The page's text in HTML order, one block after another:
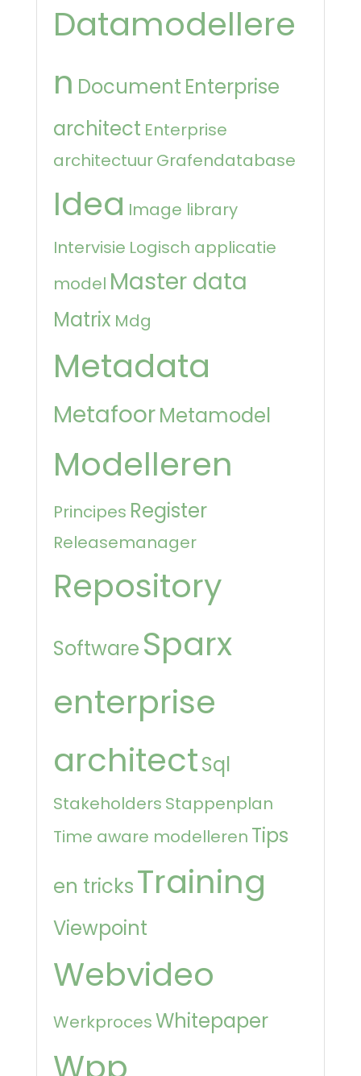
Datamodellere
n Document Enterprise
architect Enterprise
architectuurGrafendatabase
Idea Image library
Intervisie Logisch applicatie
model Master data
Matrix Mdg
Metadata
MetafoorMetamodel
Modelleren
Principes Register
Releasemanager
Repository
Software Sparx
enterprise
architectSql
Stakeholders Stappenplan
Time aware modelleren Tips
en tricksTraining
Viewpoint
Webvideo
WerkprocesWhitepaper
Wpp